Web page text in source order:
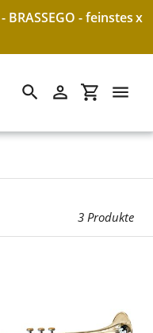
- feinstesx
SuchenEinloggen
3 Produkte